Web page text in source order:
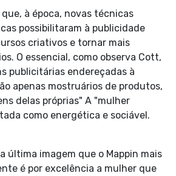
à época, novas técnicas
possibilitaram à publicidade
criativos e tornar mais
O essencial, como observa Cott,
publicitárias endereçadas à
apenas mostruários de produtos,
delas próprias" A "mulher
como energética e sociável.
última imagem que o Mappin mais
é por excelência a mulher que